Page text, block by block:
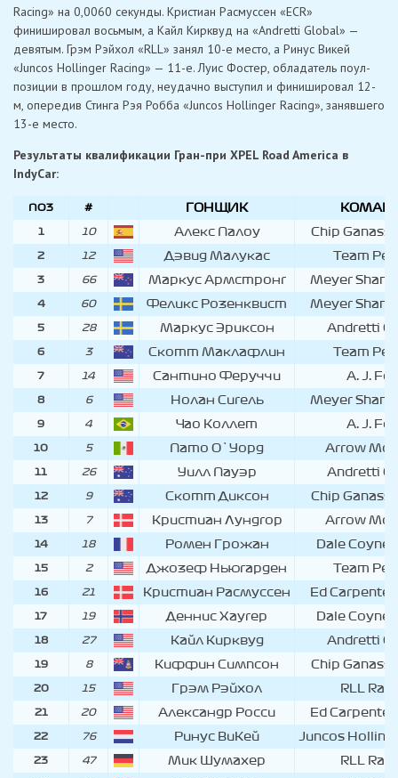
Racing» на 0,0060 секунды. Кристиан Расмуссен «ECR»
финишировал восьмым, а Кайл Кирквуд на «Andretti Global» —
девятым. Грэм Рэйхол «RLL» занял 10-е место, а Ринус Викей
«Juncos Hollinger Racing» — 11-е. Луис Фостер, обладатель поул-
позиции в прошлом году, неудачно выступил и финишировал 12-
м, опередив Стинга Рэя Робба «Juncos Hollinger Racing», занявшего
13-е место.
Результаты квалификации Гран-при XPEL Road America в
IndyCar:
ПОЗ # ГОНЩИК
ПОЗ # ГОНЩИК
1 10 Алекс Палоу Chip Ganassi
2 12 Дэвид Малукас Team
3 66 Маркус Армстронг Meyer Shank
4 60 Феликс Розенквист Meyer Shank
5 28 Маркус Эриксон Andretti
6 3 Скотт Маклафлин Team
7 14 Сантино Феруччи A. J.
8 6 Нолан Сигель Meyer Shank
9 4 Чао Коллет A. J.
10 5 Пато О`Уорд Arrow
11 26 Уилл Пауэр Andretti
12 9 Скотт Диксон Chip Ganassi
13 7 Кристиан Лундгор Arrow
14 18 Ромен Грожан Dale Coyne
15 2 Джозеф Ньюгарден Team
16 21 Кристиан Расмуссен Ed Carpenter
17 19 Деннис Хаугер Dale Coyne
18 27 Кайл Кирквуд Andretti
19 8 Киффин Симпсон Chip Ganassi
20 15 Грэм Рэйхол RLL
21 20 Александр Росси Ed Carpenter
22 76 Ринус ВиКей Juncos
23 47 Мик Шумахер RLL